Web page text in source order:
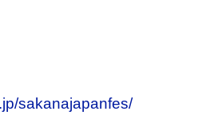
sakanajapanfes/